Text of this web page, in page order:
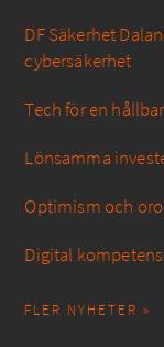
DF Säkerhet
cybersäkerhet
Tech för en
Lönsamma
Optimism och
Digital
FLER NYHETER »